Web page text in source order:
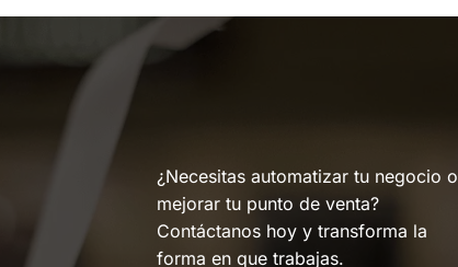
¿Necesitas automatizar tu negocio o
mejorar tu punto de venta?
Contáctanos hoy y transforma la
forma en que trabajas.